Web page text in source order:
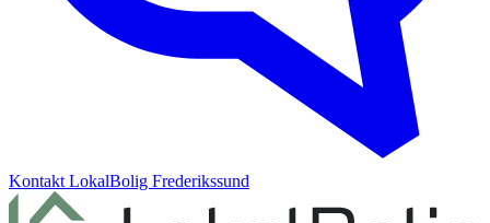
Kontakt LokalBolig Frederikssund